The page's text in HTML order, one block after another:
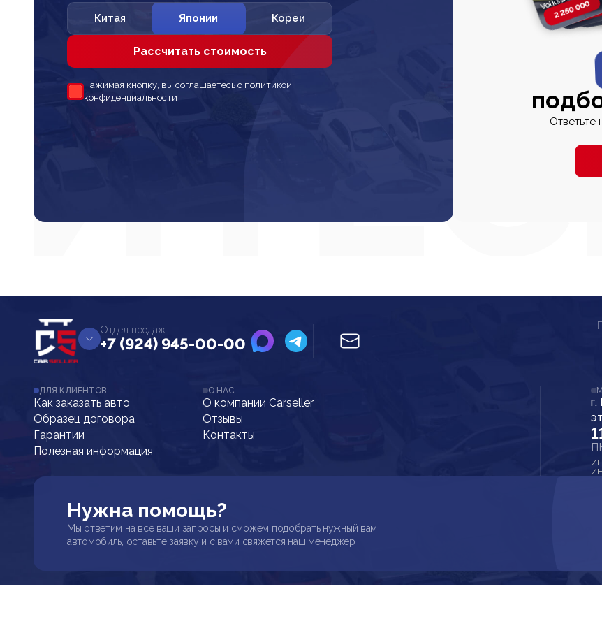
Китая Японии Кореи
Рассчитать стоимость
Нажимая кнопку, вы соглашаетесь с политикой
конфиденциальности
2 260 000
2 820
2
Ответьте
Отдел продаж
+7 (924) 945-00-00
ДЛЯ КЛИЕНТОВ
Как заказать авто
Образец договора
Гарантии
Полезная информация
О НАС
О компании Carseller
Отзывы
Контакты
Нужна помощь?
Мы ответим на все ваши запросы и сможем подобрать нужный вам
автомобиль, оставьте заявку и с вами свяжется наш менеджер